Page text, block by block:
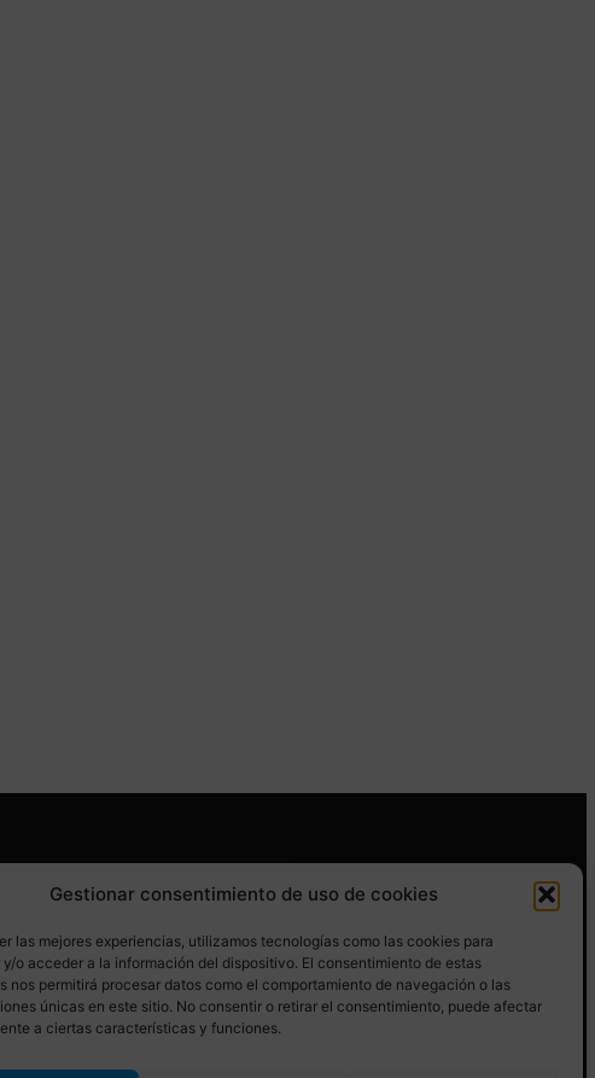
Gestionar consentimiento de uso de cookies
las mejores experiencias, utilizamos tecnologías como las cookies para
y/o acceder a la información del dispositivo. El consentimiento de estas
nos permitirá procesar datos como el comportamiento de navegación o las
únicas en este sitio. No consentir o retirar el consentimiento, puede afectar
a ciertas características y funciones.
SÍGUENOS EN REDES SOCIALES